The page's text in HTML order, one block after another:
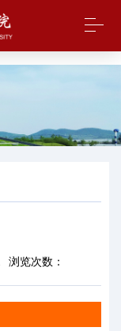
浏览次数：